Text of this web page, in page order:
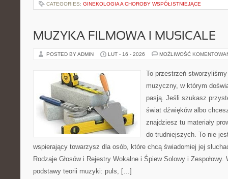
CATEGORIES: GINEKOLOGIA A CHOROBY WSPÓŁISTNIEJĄCE
MUZYKA FILMOWA I MUSICALE
POSTED BY ADMIN LUT - 16 - 2026 MOŻLIWOŚĆ
To przestrzeń
muzyczny, w którym
pasją. Jeśli szukasz
świat dźwięków albo
znajdziesz tu materiały
do trudniejszych. To nie
wspierający towarzysz dla osób, które chcą świadomiej jej
Rodzaje Głosów i Rejestry Wokalne i Śpiew Solowy i
podstawy teorii muzyki: puls, […]